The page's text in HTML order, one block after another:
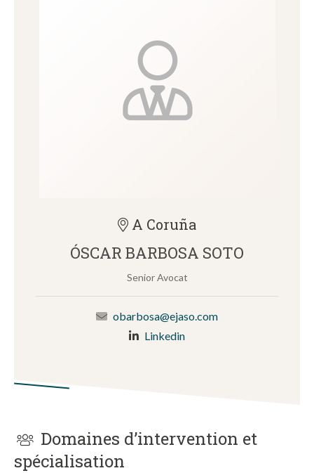
A Coruña
ÓSCAR BARBOSA SOTO
Senior Avocat
obarbosa@ejaso.com
Linkedin
Domaines d’intervention et
spécialisation